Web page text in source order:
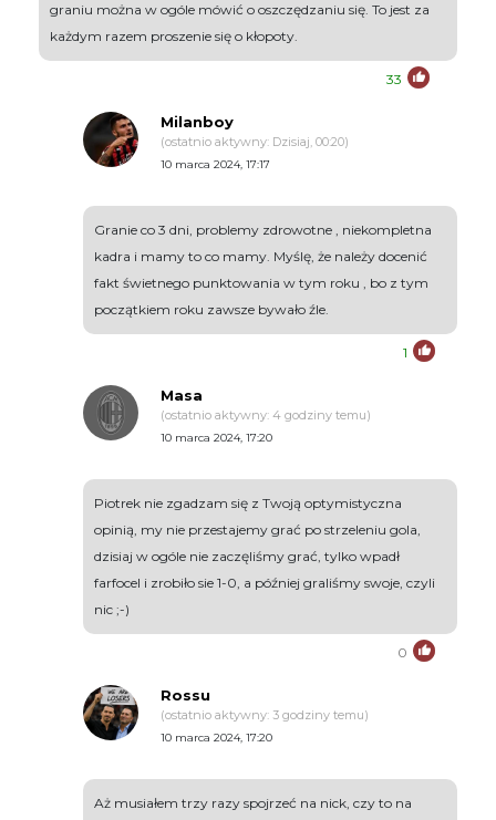
graniu można w ogóle mówić o oszczędzaniu się. To jest za
każdym razem proszenie się o kłopoty.
33
Milanboy
(ostatnio aktywny: Dzisiaj, 00:20)
10 marca 2024, 17:17
Granie co 3 dni, problemy zdrowotne , niekompletna
kadra i mamy to co mamy. Myślę, że należy docenić
fakt świetnego punktowania w tym roku , bo z tym
początkiem roku zawsze bywało źle.
1
Masa
(ostatnio aktywny: 4 godziny temu)
10 marca 2024, 17:20
Piotrek nie zgadzam się z Twoją optymistyczna
opinią, my nie przestajemy grać po strzeleniu gola,
dzisiaj w ogóle nie zaczęliśmy grać, tylko wpadł
farfocel i zrobiło sie 1-0, a później graliśmy swoje, czyli
nic ;-)
0
Rossu
(ostatnio aktywny: 3 godziny temu)
10 marca 2024, 17:20
Aż musiałem trzy razy spojrzeć na nick, czy to na